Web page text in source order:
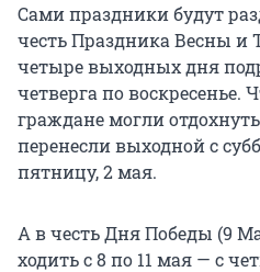
Сами праздники будут
честь Праздника Весны и
четыре выходных дня
четверга по
граждане могли
перенесли выходной с
пятницу, 2 мая.
А в честь Дня Победы (9
ходить с 8 по 11 мая — с